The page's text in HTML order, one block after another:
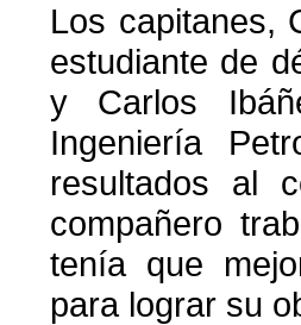
Los capitanes,
estudiante de
y Carlos
Ingeniería
resultados al
compañero
tenía que
para lograr su